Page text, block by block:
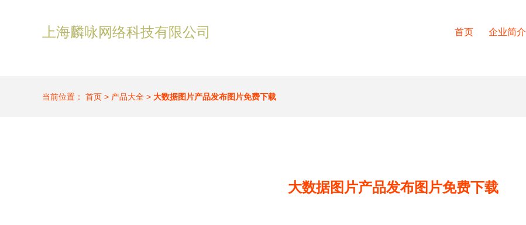
上海麟咏网络科技有限公司 首页 企业简介
当前位置： 首页 > 产品大全 > 大数据图片产品发布图片免费下载
大数据图片产品发布图片免费下载